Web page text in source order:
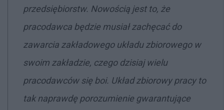
przedsiębiorstw. Nowością jest to, że
pracodawca będzie musiał zachęcać do
zawarcia zakładowego układu zbiorowego w
swoim zakładzie, czego dzisiaj wielu
pracodawców się boi. Układ zbiorowy pracy to
tak naprawdę porozumienie gwarantujące